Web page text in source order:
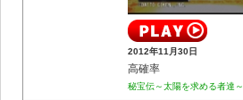
2012年11月30日
高確率
秘宝伝～太陽を求める者達～